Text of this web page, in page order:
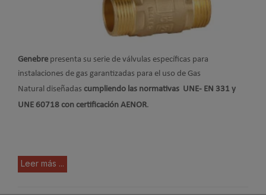
Genebrepresenta su serie de válvulas específicas para
instalaciones de gas garantizadas para el uso de Gas
Natural diseñadas cumpliendo las normativas UNE- EN 331 y
UNE 60718 con certificación AENOR.
Leer más ...